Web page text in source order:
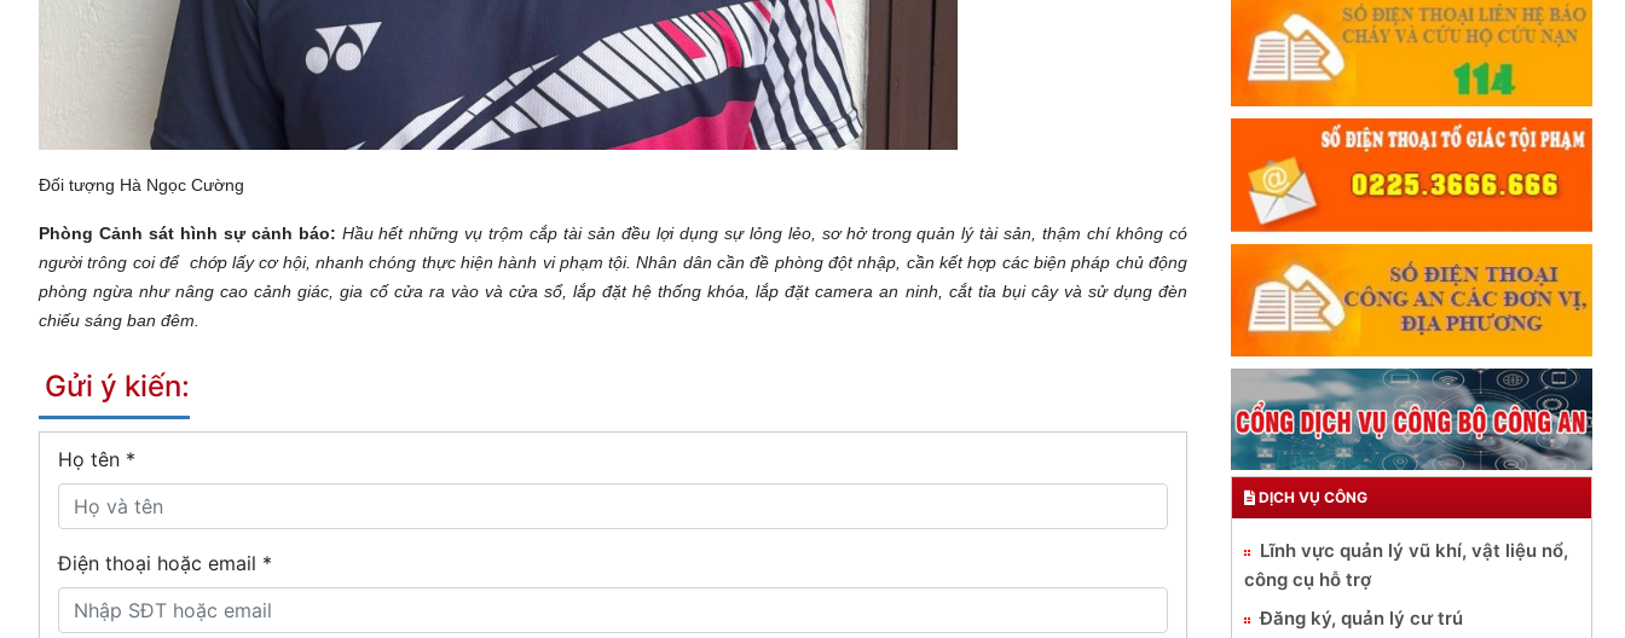
Đối tượng Hà Ngọc Cường
Phòng Cảnh sát hình sự cảnh báo: Hầu hết những vụ trộm cắp tài sản đều lợi dụng sự lỏng lẻo, sơ hở trong quản lý tài sản, thậm chí không có
người trông coi để chớp lấy cơ hội, nhanh chóng thực hiện hành vi phạm tội. Nhân dân cần đề phòng đột nhập, cần kết hợp các biện pháp chủ động
phòng ngừa như nâng cao cảnh giác, gia cố cửa ra vào và cửa sổ, lắp đặt hệ thống khóa, lắp đặt camera an ninh, cắt tỉa bụi cây và sử dụng đèn
chiếu sáng ban đêm.
Gửi ý kiến:
Họ tên *
Điện thoại hoặc email *
DỊCH VỤ CÔNG
Lĩnh vực quản lý vũ khí, vật liệu nổ,
công cụ hỗ trợ
Đăng ký, quản lý cư trú